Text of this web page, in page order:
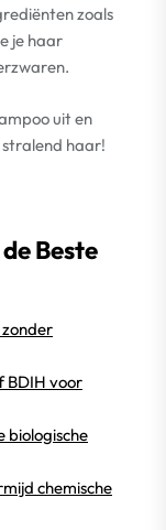
zoals
je haar
uit en
haar!
Beste
zonder
BDIH voor
biologische
chemische